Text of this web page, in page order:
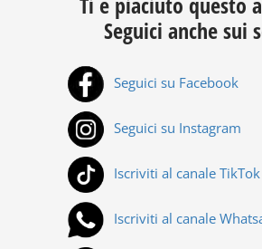
Seguici anche sui
Seguici su Facebook
Seguici su Instagram
Iscriviti al canale TikTok
Iscriviti al canale